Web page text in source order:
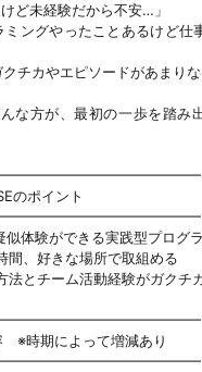
ど未経験だから不安…」
ミングやったことあるけど仕
クチカやエピソードがあまりな
な方が、最初の一歩を踏み
のポイント
体験ができる実践型プログ
、好きな場所で取組める
とチーム活動経験がガクチ
※時期によって増減あり